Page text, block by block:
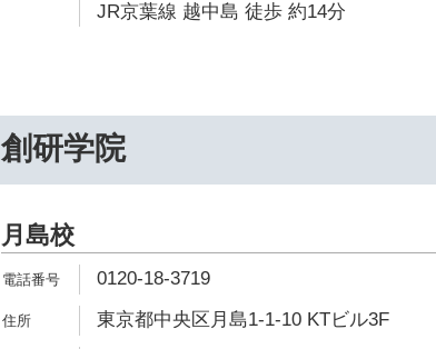
JR京葉線 越中島 徒歩 約14分
創研学院
月島校
0120-18-3719
東京都中央区月島1-1-10 KTビル3F